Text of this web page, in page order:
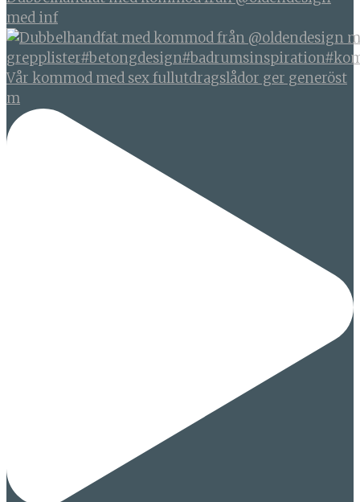
med inf
Vår kommod med sex fullutdragslådor ger generöst
m